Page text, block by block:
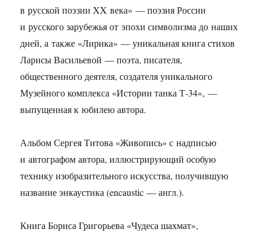
в русской поэзии XX века» — поэзия России
и русского зарубежья от эпохи символизма до наших
дней, а также «Лирика» — уникальная книга стихов
Ларисы Васильевой — поэта, писателя,
общественного деятеля, создателя уникального
Музейного комплекса «Истории танка Т-34», —
выпущенная к юбилею автора.
Альбом Сергея Титова «Живопись» с надписью
и автографом автора, иллюстрирующий особую
технику изобразительного искусства, получившую
название энкаустика (encaustic — англ.).
Книга Бориса Григорьева «Чудеса шахмат»,